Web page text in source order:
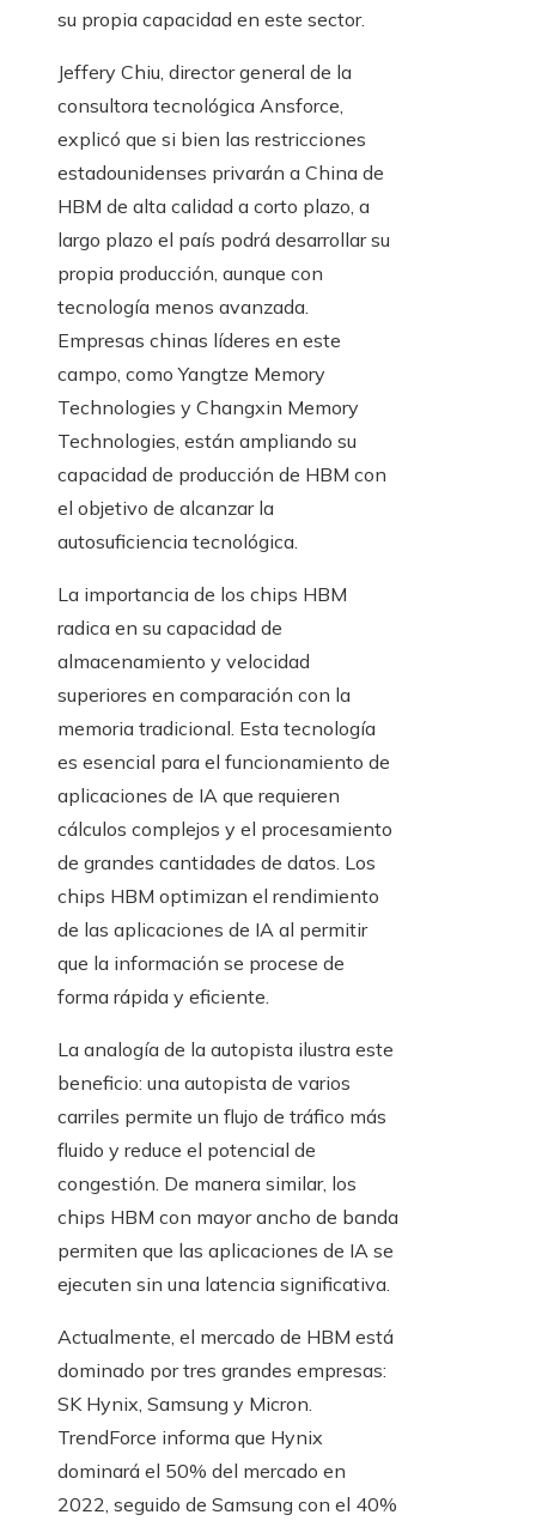
su propia capacidad en este sector.
Jeffery Chiu, director general de la
consultora tecnológica Ansforce,
explicó que si bien las restricciones
estadounidenses privarán a China de
HBM de alta calidad a corto plazo, a
largo plazo el país podrá desarrollar su
propia producción, aunque con
tecnología menos avanzada.
Empresas chinas líderes en este
campo, como Yangtze Memory
Technologies y Changxin Memory
Technologies, están ampliando su
capacidad de producción de HBM con
el objetivo de alcanzar la
autosuficiencia tecnológica.
La importancia de los chips HBM
radica en su capacidad de
almacenamiento y velocidad
superiores en comparación con la
memoria tradicional. Esta tecnología
es esencial para el funcionamiento de
aplicaciones de IA que requieren
cálculos complejos y el procesamiento
de grandes cantidades de datos. Los
chips HBM optimizan el rendimiento
de las aplicaciones de IA al permitir
que la información se procese de
forma rápida y eficiente.
La analogía de la autopista ilustra este
beneficio: una autopista de varios
carriles permite un flujo de tráfico más
fluido y reduce el potencial de
congestión. De manera similar, los
chips HBM con mayor ancho de banda
permiten que las aplicaciones de IA se
ejecuten sin una latencia significativa.
Actualmente, el mercado de HBM está
dominado por tres grandes empresas:
SK Hynix, Samsung y Micron.
TrendForce informa que Hynix
dominará el 50% del mercado en
2022, seguido de Samsung con el 40%